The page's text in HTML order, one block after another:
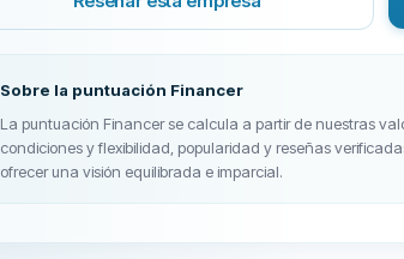
Sobre la puntuación Financer
La puntuación Financer se calcula a partir de nuestras
condiciones y flexibilidad, popularidad y reseñas
ofrecer una visión equilibrada e imparcial.